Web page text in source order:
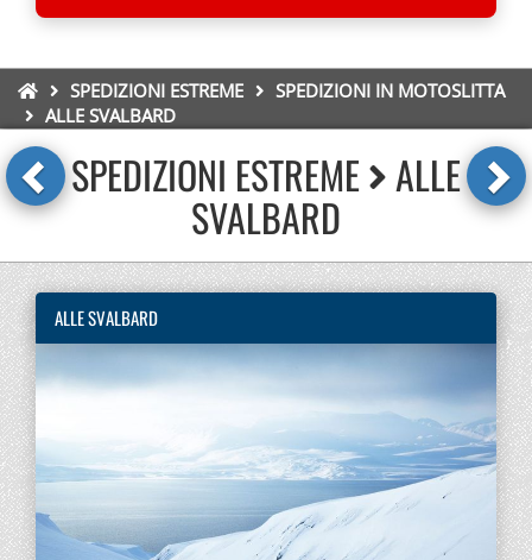
SPEDIZIONI ESTREME
SPEDIZIONI IN MOTOSLITTA
ALLE SVALBARD
SPEDIZIONI ESTREME ALLE
SVALBARD
ALLE SVALBARD